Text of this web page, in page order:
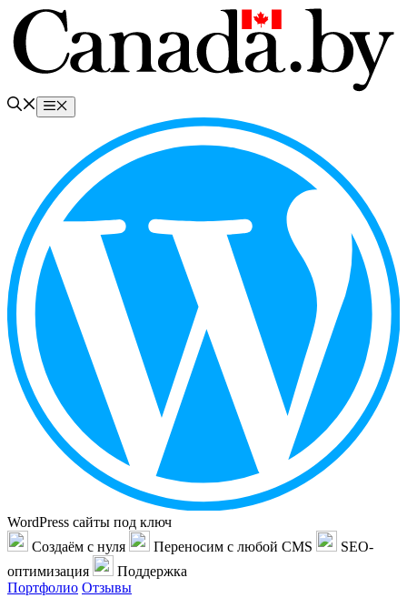
Перейти
содержимому
Меню
WordPress сайты под ключ
Создаём с нуля
Переносим с любой CMS
SEO-
оптимизация
Поддержка
Портфолио Отзывы